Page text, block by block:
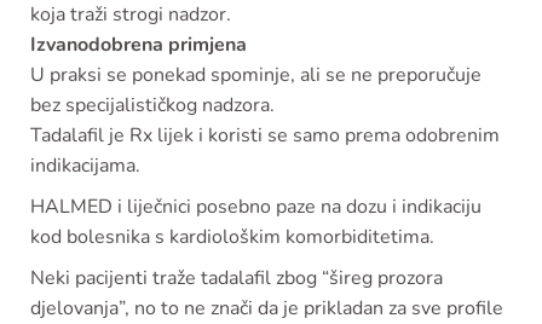
koja traži strogi nadzor.
Izvanodobrena primjena
U praksi se ponekad spominje, ali se ne preporučuje
bez specijalističkog nadzora.
Tadalafil je Rx lijek i koristi se samo prema odobrenim
indikacijama.
HALMED i liječnici posebno paze na dozu i indikaciju
kod bolesnika s kardiološkim komorbiditetima.
Neki pacijenti traže tadalafil zbog “šireg prozora
djelovanja”, no to ne znači da je prikladan za sve profile